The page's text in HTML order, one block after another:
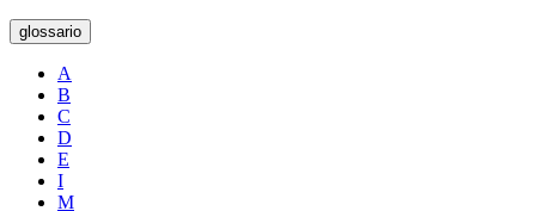
glossario
A
B
C
D
E
I
M